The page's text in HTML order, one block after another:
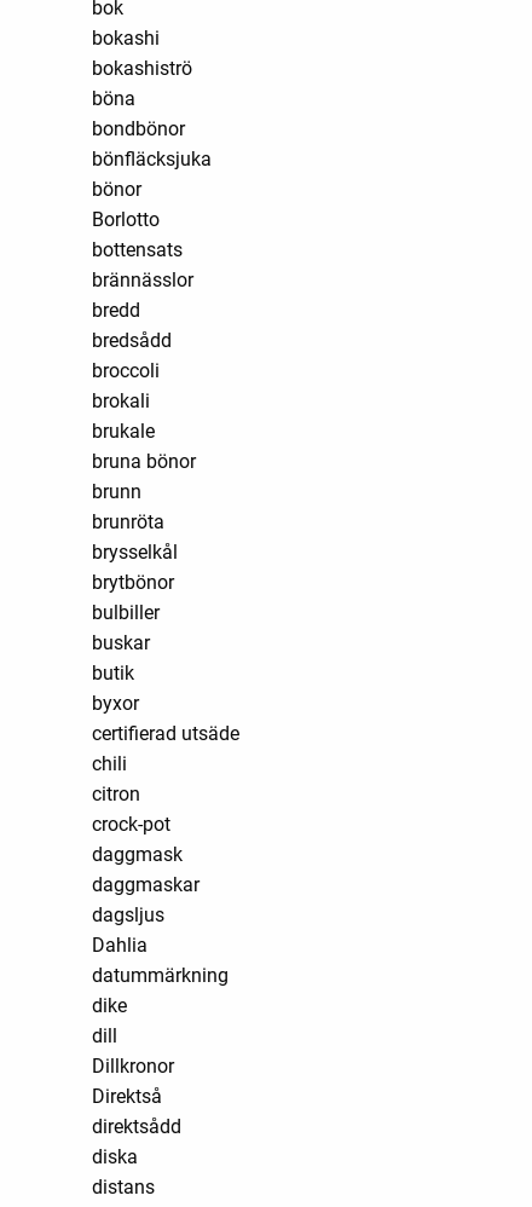
bok
bokashi
bokashiströ
böna
bondbönor
bönfläcksjuka
bönor
Borlotto
bottensats
brännässlor
bredd
bredsådd
broccoli
brokali
brukale
bruna bönor
brunn
brunröta
brysselkål
brytbönor
bulbiller
buskar
butik
byxor
certifierad utsäde
chili
citron
crock-pot
daggmask
daggmaskar
dagsljus
Dahlia
datummärkning
dike
dill
Dillkronor
Direktså
direktsådd
diska
distans